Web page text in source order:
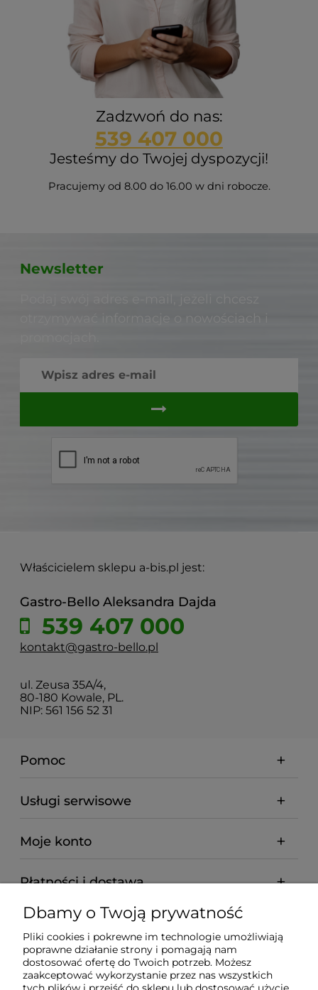
Zadzwoń do nas:
539 407 000
Jesteśmy do Twojej dyspozycji!
Pracujemy od 8.00 do 16.00 w dni robocze.
Newsletter
otrzymywać informacje o nowościach i
Właścicielem sklepu a-bis.pl jest:
Gastro-Bello Aleksandra Dajda
539 407 000
kontakt@gastro-bello.pl
ul. Zeusa 35A/4,
80-180 Kowale, PL.
NIP: 561 156 52 31
Pomoc
Usługi serwisowe
Moje konto
Płatności i dostawa
Informacje
O nas
Dbamy o Twoją prywatność
Pliki cookies i pokrewne im technologie umożliwiają
poprawne działanie strony i pomagają nam
dostosować ofertę do Twoich potrzeb. Możesz
zaakceptować wykorzystanie przez nas wszystkich